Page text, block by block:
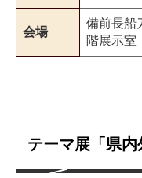
会場
備前長
階展示室
テーマ展「県内